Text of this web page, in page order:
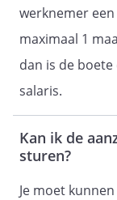
werknemer
maximaal 1
dan is de
salaris.
Kan ik de
sturen?
Je moet